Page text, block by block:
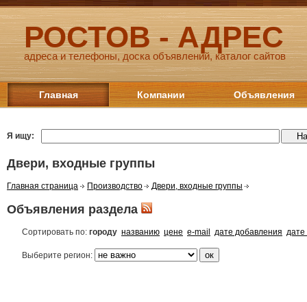
РОСТОВ - АДРЕС
адреса и телефоны, доска объявлений, каталог сайтов
Главная Компании Объявления
Я ищу:
Двери, входные группы
Главная страница Производство Двери, входные группы
Объявления раздела
Сортировать по: городу названию цене e-mail дате добавления
Выберите регион: